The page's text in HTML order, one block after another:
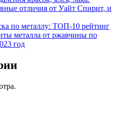
отличия от Уайт Спирит, и
по металлу: ТОП-10 рейтинг
металла от ржавчины по
год